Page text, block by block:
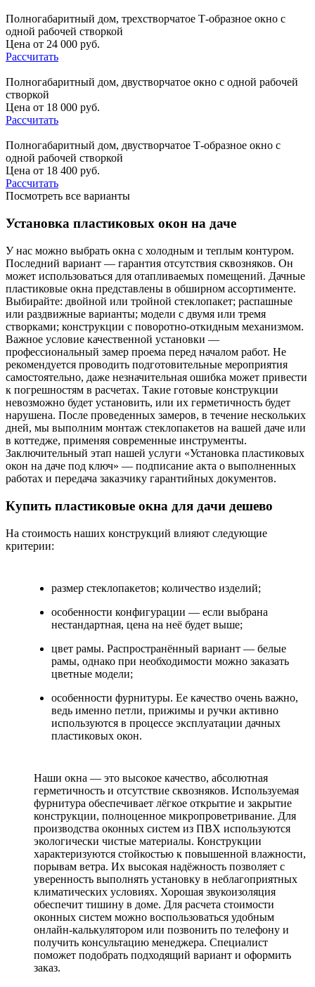
Полногабаритный дом, трехстворчатое Т-образное окно с
одной рабочей створкой
Цена от 24 000 руб.
Рассчитать
Полногабаритный дом, двустворчатое окно с одной рабочей
створкой
Цена от 18 000 руб.
Рассчитать
Полногабаритный дом, двустворчатое Т-образное окно с
одной рабочей створкой
Цена от 18 400 руб.
Рассчитать
Посмотреть все варианты
Установка пластиковых окон на даче
У нас можно выбрать окна с холодным и теплым контуром.
Последний вариант — гарантия отсутствия сквозняков. Он
может использоваться для отапливаемых помещений. Дачные
пластиковые окна представлены в обширном ассортименте.
Выбирайте: двойной или тройной стеклопакет; распашные
или раздвижные варианты; модели с двумя или тремя
створками; конструкции с поворотно-откидным механизмом.
Важное условие качественной установки —
профессиональный замер проема перед началом работ. Не
рекомендуется проводить подготовительные мероприятия
самостоятельно, даже незначительная ошибка может привести
к погрешностям в расчетах. Такие готовые конструкции
невозможно будет установить, или их герметичность будет
нарушена. После проведенных замеров, в течение нескольких
дней, мы выполним монтаж стеклопакетов на вашей даче или
в коттедже, применяя современные инструменты.
Заключительный этап нашей услуги «Установка пластиковых
окон на даче под ключ» — подписание акта о выполненных
работах и передача заказчику гарантийных документов.
Купить пластиковые окна для дачи дешево
На стоимость наших конструкций влияют следующие
критерии:
размер стеклопакетов; количество изделий;
особенности конфигурации — если выбрана
нестандартная, цена на неё будет выше;
цвет рамы. Распространённый вариант — белые
рамы, однако при необходимости можно заказать
цветные модели;
особенности фурнитуры. Ее качество очень важно,
ведь именно петли, прижимы и ручки активно
используются в процессе эксплуатации дачных
пластиковых окон.
Наши окна — это высокое качество, абсолютная
герметичность и отсутствие сквозняков. Используемая
фурнитура обеспечивает лёгкое открытие и закрытие
конструкции, полноценное микропроветривание. Для
производства оконных систем из ПВХ используются
экологически чистые материалы. Конструкции
характеризуются стойкостью к повышенной влажности,
порывам ветра. Их высокая надёжность позволяет с
уверенность выполнять установку в неблагоприятных
климатических условиях. Хорошая звукоизоляция
обеспечит тишину в доме. Для расчета стоимости
оконных систем можно воспользоваться удобным
онлайн-калькулятором или позвонить по телефону и
получить консультацию менеджера. Специалист
поможет подобрать подходящий вариант и оформить
заказ.